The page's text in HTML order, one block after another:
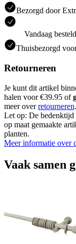
Bezorgd door
Vandaag
Thuisbezorgd
Retourneren
Je kunt dit artikel
halen voor €39.95 of
meer overretourneren.
Let op: De bedenktijd
op maat gemaakte
planten.
Meer informatie over
Vaak samen